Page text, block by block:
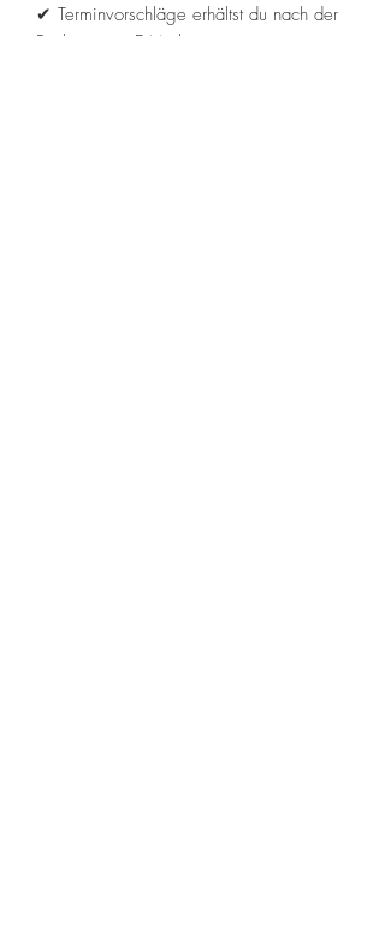
✔ Terminvorschläge erhältst du nach der
Buchung per E-Mail